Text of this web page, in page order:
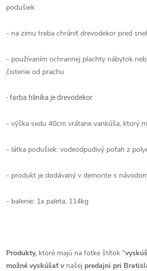
podušiek
- na zimu treba chrániť drevodekor pred
- používaním ochrannej plachty nábytok
čistenie od prachu
- farba hliníka je drevodekor
- výška sedu 40cm vrátane vankúša, ktorý
- látka podušiek: vodeodpudivý poťah z
- produkt je dodávaný v demonte s
- balenie: 1x paleta, 114kg
Produkty, ktoré majú na fotke štítok "
možné vyskúšať v našej predajni pri